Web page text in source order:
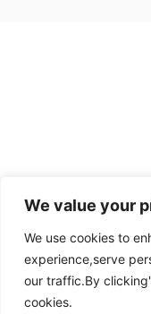
We value your
We use cookies to
experience,serve
our traffic.By
cookies.